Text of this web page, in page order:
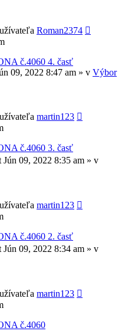
Roman2374
č.4060 4. časť
09, 2022 8:47 am » v Výbor
martin123
č.4060 3. časť
Jún 09, 2022 8:35 am » v
martin123
č.4060 2. časť
Jún 09, 2022 8:34 am » v
martin123
č.4060